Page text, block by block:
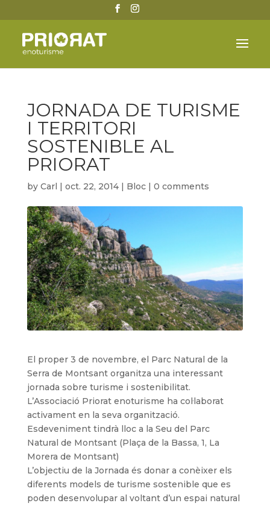
JORNADA DE TURISME
I TERRITORI
SOSTENIBLE AL
PRIORAT
by Carl | oct. 22, 2014| Bloc| 0 comments
El proper 3 de novembre, el Parc Natural de la
Serra de Montsant organitza una interessant
jornada sobre turisme i sostenibilitat.
L’Associació Priorat enoturisme ha col·laborat
activament en la seva organització.
Esdeveniment tindrà lloc a la Seu del Parc
Natural de Montsant (Plaça de la Bassa, 1, La
Morera de Montsant)
L’objectiu de la Jornada és donar a conèixer els
diferents models de turisme sostenible que es
poden desenvolupar al voltant d’un espai natural